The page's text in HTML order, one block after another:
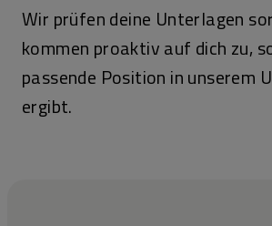
Wir prüfen deine Unterlagen
kommen proaktiv auf dich zu,
passende Position in unserem
ergibt.